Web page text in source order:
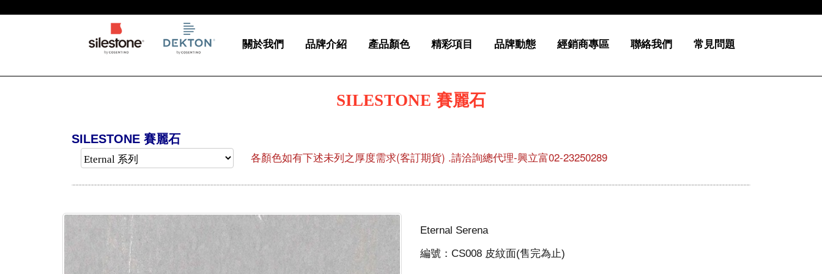
關於我們 品牌介紹 產品顏色 精彩項目 品牌動態 經銷商專區 聯絡我們 常見問題
SILESTONE 賽麗石
SILESTONE 賽麗石
各顏色如有下述未列之厚度需求(客訂期貨) .請洽詢總代理-興立富02-23250289
Eternal Serena
編號：CS008 皮紋面(售完為止)